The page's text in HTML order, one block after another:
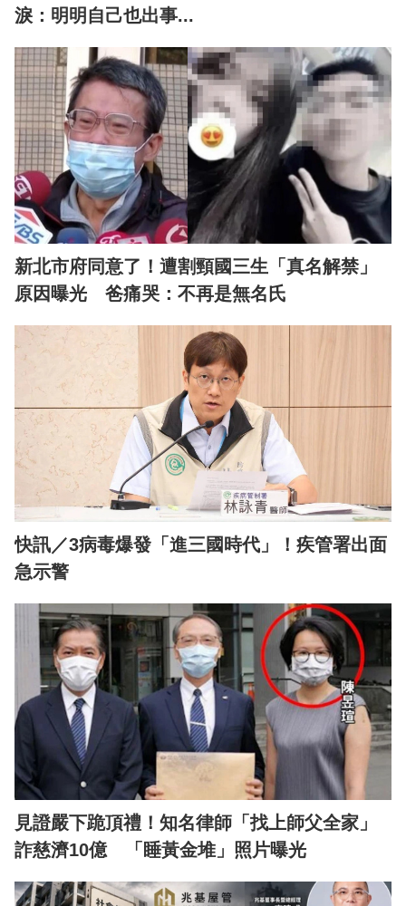
淚：明明自己也出事...
新北市府同意了！遭割頸國三生「真名解禁」
原因曝光 爸痛哭：不再是無名氏
快訊／3病毒爆發「進三國時代」！疾管署出面
急示警
見證嚴下跪頂禮！知名律師「找上師父全家」
詐慈濟10億 「睡黃金堆」照片曝光